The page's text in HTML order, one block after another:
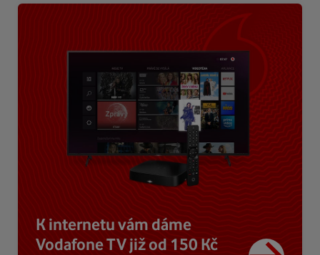
K internetu vám dáme
Vodafone TV již od 150 Kč